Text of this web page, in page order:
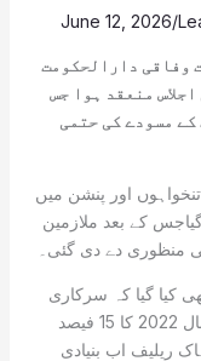
/
June 12, 2026
وفاقی دارالحکومت
منعقد ہوا جس
مسودے کی حتمی
اور پنشن میں
کے بعد ملازمین
کیا گیا کہ سرکاری
ملازمین کی تنخواہوں میں پہلے سے شامل سال 2022 کا 15 فیصد
کا 10 فیصد ایڈہاک ریلیف اب بنیادی